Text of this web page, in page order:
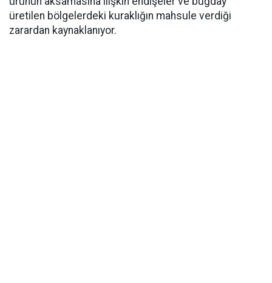
üretilen bölgelerdeki kuraklığın mahsule verdiği
zarardan kaynaklanıyor.